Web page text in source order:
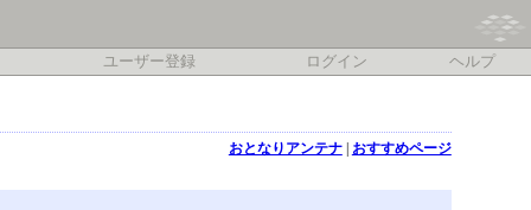
ユーザー登録 ログイン ヘルプ
おとなりアンテナ| おすすめページ